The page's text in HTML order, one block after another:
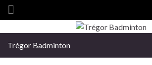
Search for:
Trégor Badminton